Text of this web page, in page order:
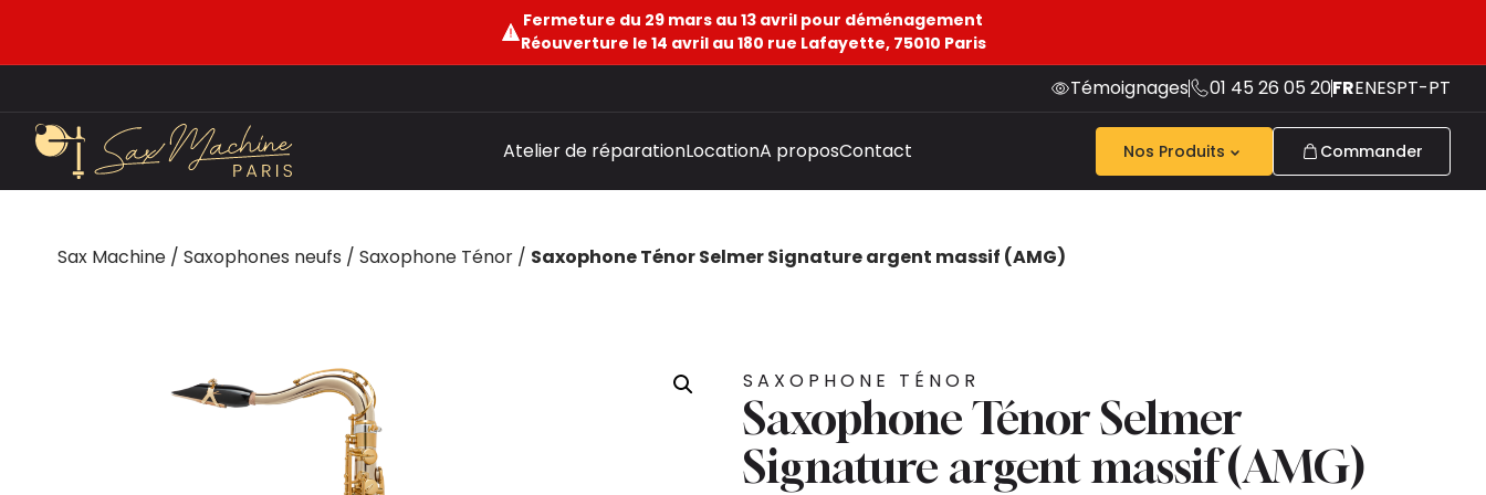
Fermeture du 29 mars au 13 avril pour déménagement
Réouverture le 14 avril au 180 rue Lafayette, 75010 Paris
Témoignages 01 45 26 05 20FRENESPT-PT
Atelier de réparationLocationA proposContact Nos Produits Commander
Sax Machine / Saxophones neufs / Saxophone Ténor / Saxophone Ténor Selmer Signature argent massif (AMG)
SAXOPHONE TÉNOR
Saxophone Ténor Selmer
Signature argent massif (AMG)